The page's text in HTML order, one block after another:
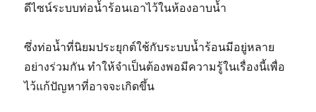
ดีไซน์ระบบท่อน้ำร้อนเอาไว้ในห้องอาบน้ำ
ซึ่งท่อน้ำที่นิยมประยุกต์ใช้กับระบบน้ำร้อนมีอยู่หลาย
อย่างร่วมกัน ทำให้จำเป็นต้องพอมีความรู้ในเรื่องนี้เพื่อ
ไว้แก้ปัญหาที่อาจจะเกิดขึ้น